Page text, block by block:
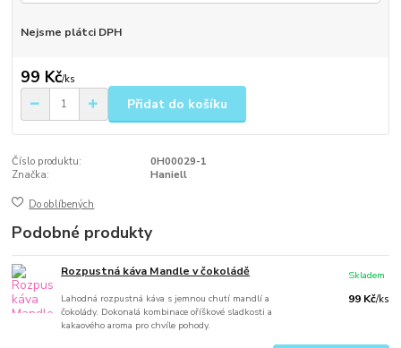
Nejsme plátci DPH
99 Kč/ks
Přidat do košíku
Číslo produktu:
0H00029-1
Značka:
Haniell
Do oblíbených
Podobné produkty
Rozpustná káva Mandle v čokoládě
Lahodná rozpustná káva s jemnou chutí mandlí a
čokolády. Dokonalá kombinace oříškové sladkosti a
kakaového aroma pro chvíle pohody.
99 Kč/ks
Skladem